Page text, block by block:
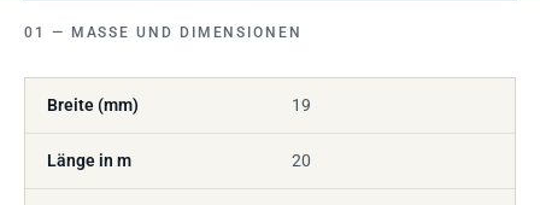
MASSE UND DIMENSIONEN
Breite (mm) 19
Länge in m 20